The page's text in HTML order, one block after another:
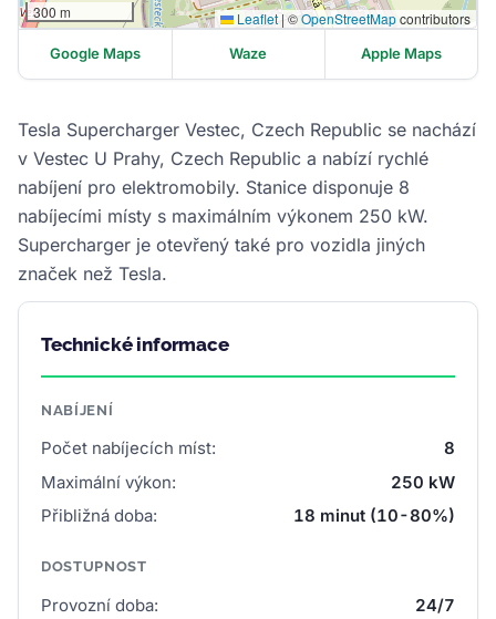
Tesla Supercharger Vestec, Czech Republic se nachází
v Vestec U Prahy, Czech Republic a nabízí rychlé
nabíjení pro elektromobily. Stanice disponuje 8
nabíjecími místy s maximálním výkonem 250 kW.
Supercharger je otevřený také pro vozidla jiných
značek než Tesla.
Technické informace
NABÍJENÍ
Počet nabíjecích míst:
8
Maximální výkon:
250 kW
Přibližná doba:
18 minut (10-80%)
DOSTUPNOST
Provozní doba:
24/7
300 m Leaflet | ©OpenStreetMapcontributors
Google Maps Waze Apple Maps